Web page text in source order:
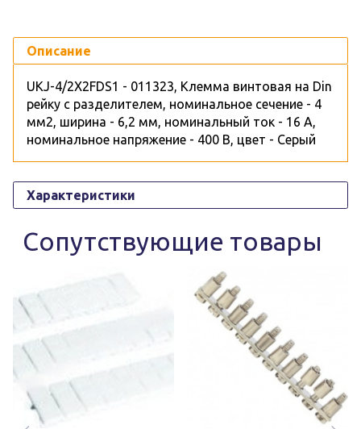
Описание
UKJ-4/2X2FDS1 - 011323, Клемма винтовая на Din
рейку с разделителем, номинальное сечение - 4
мм2, ширина - 6,2 мм, номинальный ток - 16 А,
номинальное напряжение - 400 В, цвет - Серый
Характеристики
Сопутствующие товары